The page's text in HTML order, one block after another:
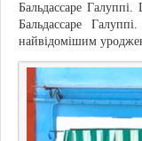
Бальдассаре
Бальдассаре
найвідомішим